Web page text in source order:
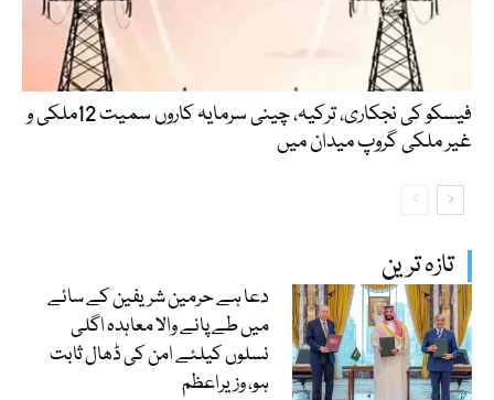
تازہ ترین
دعا ہے حرمین شریفین کے سائے
میں طے پانے والا معاہدہ اگلی
نسلوں کیلئے امن کی ڈھال ثابت
ہو، وزیراعظم
فیسکو کی نجکاری، ترکیہ، چینی سرمایہ کاروں سمیت 12ملکی و
غیر ملکی گروپ میدان میں